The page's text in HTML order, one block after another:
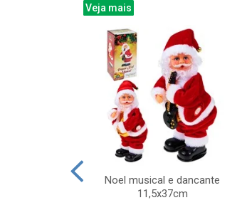
Veja mais
Noel musical e dancante
11,5x37cm